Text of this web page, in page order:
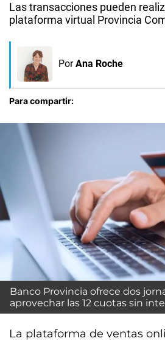
Las transacciones pueden
plataforma virtual Provincia
Por Ana Roche
Para compartir:
Banco Provincia ofrece dos
aprovechar las 12 cuotas sin
La plataforma de ventas